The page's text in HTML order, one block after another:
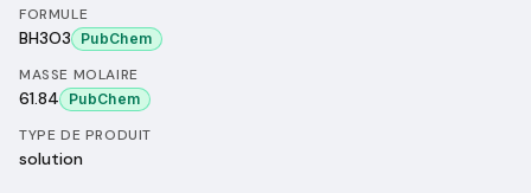
FORMULE
BH3O3 PubChem
MASSE MOLAIRE
61.84 PubChem
TYPE DE PRODUIT
solution